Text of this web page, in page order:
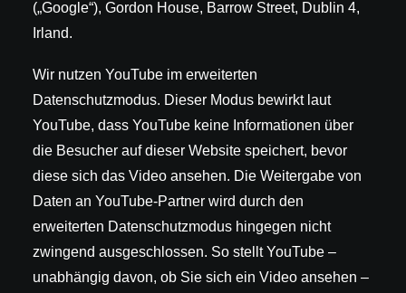
(„Google“), Gordon House, Barrow Street, Dublin 4,
Irland.
Wir nutzen YouTube im erweiterten
Datenschutzmodus. Dieser Modus bewirkt laut
YouTube, dass YouTube keine Informationen über
die Besucher auf dieser Website speichert, bevor
diese sich das Video ansehen. Die Weitergabe von
Daten an YouTube-Partner wird durch den
erweiterten Datenschutzmodus hingegen nicht
zwingend ausgeschlossen. So stellt YouTube –
unabhängig davon, ob Sie sich ein Video ansehen –